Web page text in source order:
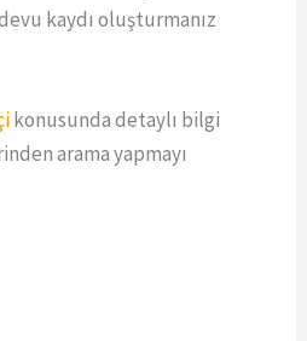
kaydı oluşturmanız
konusunda detaylı bilgi
arama yapmayı